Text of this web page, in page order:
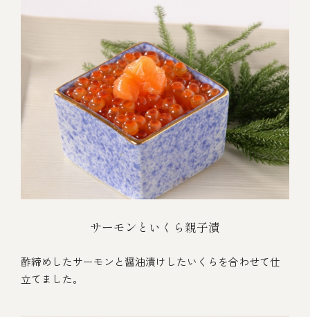
サーモンといくら親子漬
酢締めしたサーモンと醤油漬けしたいくらを合わせて仕
立てました。